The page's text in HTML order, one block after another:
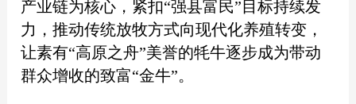
产业链为核心，紧扣“强县富民”目标持续发
力，推动传统放牧方式向现代化养殖转变，
让素有“高原之舟”美誉的牦牛逐步成为带动
群众增收的致富“金牛”。